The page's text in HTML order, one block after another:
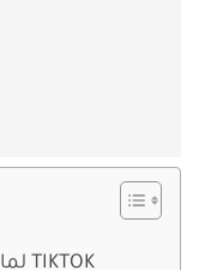
لماذا لا أحصل على إعجابات على TIKTOK